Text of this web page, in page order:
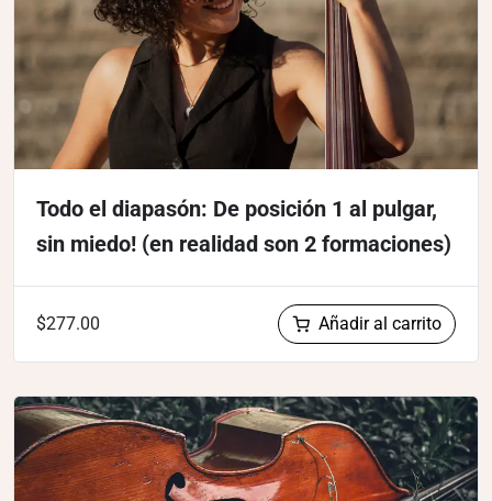
Todo el diapasón: De posición 1 al pulgar,
sin miedo! (en realidad son 2 formaciones)
$277.00 Añadir al carrito